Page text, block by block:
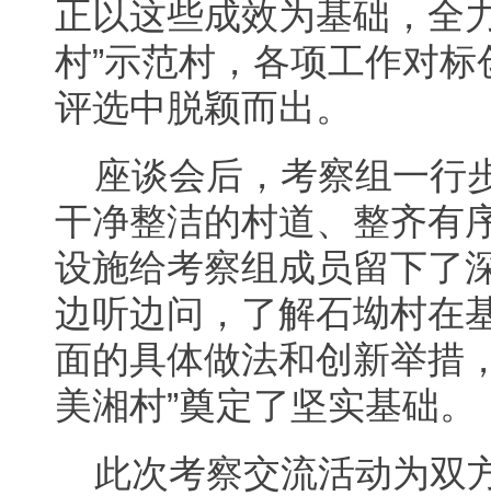
正以这些成效为基础，全
村”示范村，各项工作对
评选中脱颖而出。
座谈会后，考察组一行
干净整洁的村道、整齐有
设施给考察组成员留下了
边听边问，了解石坳村在
面的具体做法和创新举措
美湘村”奠定了坚实基础。
此次考察交流活动为双